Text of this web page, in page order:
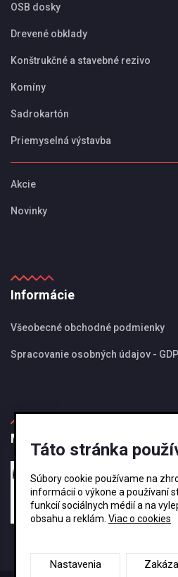
OSB dosky
Drevené obklady
Konštrukčné a stavebné rezivo
Komíny
Sadrokartón
Priemyselná výstavba
Akcie
Novinky
Informácie
Všeobecné obchodné podmienky
Spracovanie osobných údajov -
MBS Magazín
Ako si vybrať
systému KJG ?
Táto stránka
Súbory cookie používame na
informácií o výkone a používaní
funkcií sociálnych médií a na
obsahu a reklám. Viac o cookies
Nastavenia